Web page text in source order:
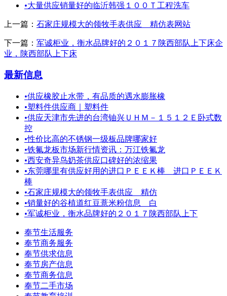
•大量供应销量好的临沂韩强１００Ｔ工程洗车
上一篇： 石家庄规模大的领牧手表供应 精仿表网站
下一篇： 军诚柜业，衡水品牌好的２０１７陕西部队上下床企
业，陕西部队上下床
最新信息
•供应橡胶止水带，有品质的遇水膨胀橡
•塑料件供应商｜塑料件
•供应天津市先进的台湾铀兴ＵＨＭ－１５１２Ｅ卧式数
控
•性价比高的不锈钢一级板品牌哪家好
•铁氟龙板市场新行情资讯：万江铁氟龙
•西安奇异鸟奶茶供应口碑好的浓缩果
•东莞哪里有供应好用的进口ＰＥＥＫ棒＿进口ＰＥＥＫ
棒
•石家庄规模大的领牧手表供应 精仿
•销量好的谷植道红豆薏米粉信息 白
•军诚柜业，衡水品牌好的２０１７陕西部队上下
奉节生活服务
奉节商务服务
奉节供求信息
奉节房产信息
奉节商务信息
奉节二手市场